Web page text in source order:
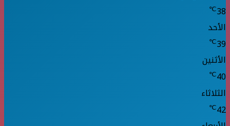
38
℃
الأحد
39
℃
الأثنين
40
℃
الثلاثاء
42
℃